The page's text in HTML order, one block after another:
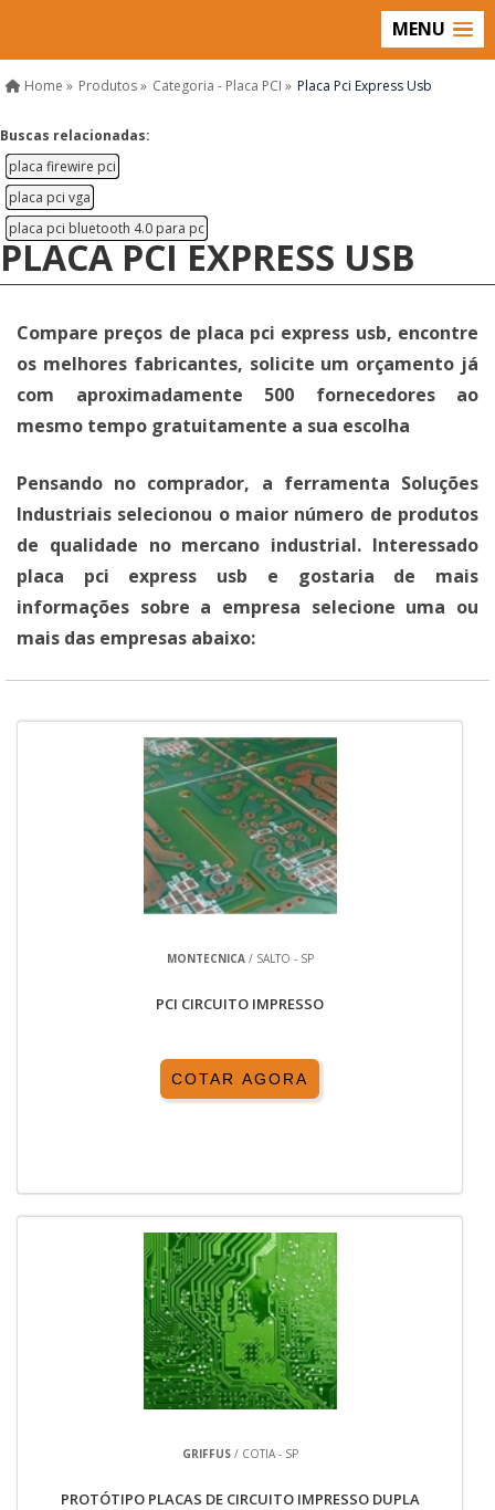
MENU
Home » Produtos » Categoria - Placa PCI » Placa Pci Express Usb
Buscas relacionadas:
placa firewire pci
placa pci vga
placa pci bluetooth 4.0 para pc
PLACA PCI EXPRESS USB
Compare preços de placa pci express usb, encontre
os melhores fabricantes, solicite um orçamento já
com aproximadamente 500 fornecedores ao
mesmo tempo gratuitamente a sua escolha
Pensando no comprador, a ferramenta Soluções
Industriais selecionou o maior número de produtos
de qualidade no mercano industrial. Interessado
placa pci express usb e gostaria de mais
informações sobre a empresa selecione uma ou
mais das empresas abaixo:
MONTECNICA/ SALTO - SP
PCI CIRCUITO IMPRESSO
COTAR AGORA
GRIFFUS/ COTIA - SP
PROTÓTIPO PLACAS DE CIRCUITO IMPRESSO DUPLA